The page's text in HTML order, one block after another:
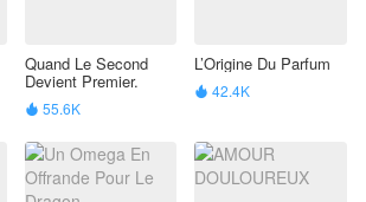
Quand Le Second
Devient Premier.
 55.6K
L’Origine Du Parfum
 42.4K